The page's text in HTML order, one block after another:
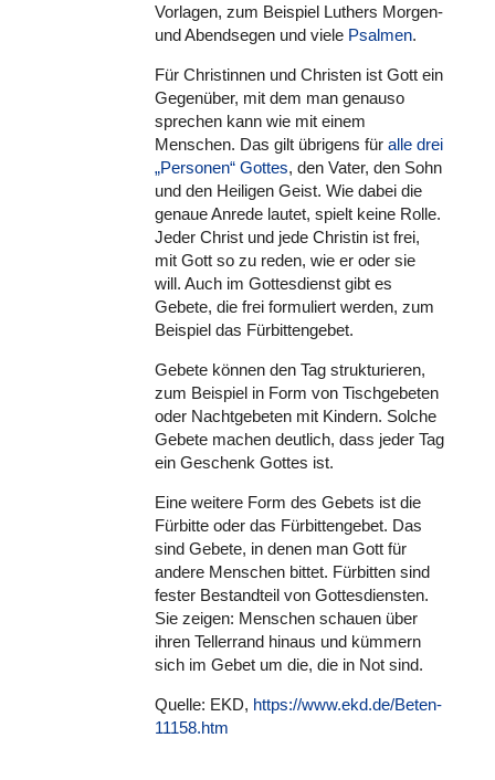
Vorlagen, zum Beispiel Luthers Morgen-
und Abend­se­gen und viele Psalmen.
Für Chris­tin­nen und Christen ist Gott ein
Gegen­über, mit dem man genauso
sprechen kann wie mit einem
Menschen. Das gilt übrigens für alle drei
„Personen“ Gottes, den Vater, den Sohn
und den Heiligen Geist. Wie dabei die
genaue Anrede lautet, spielt keine Rolle.
Jeder Christ und jede Christin ist frei,
mit Gott so zu reden, wie er oder sie
will. Auch im Got­tes­dienst gibt es
Gebete, die frei for­mu­liert werden, zum
Beispiel das Für­bit­ten­ge­bet.
Gebete können den Tag struk­tu­rie­ren,
zum Beispiel in Form von Tisch­ge­be­ten
oder Nacht­ge­be­ten mit Kindern. Solche
Gebete machen deutlich, dass jeder Tag
ein Geschenk Gottes ist.
Eine weitere Form des Gebets ist die
Fürbitte oder das Für­bit­ten­ge­bet. Das
sind Gebete, in denen man Gott für
andere Menschen bittet. Für­bit­ten sind
fester Bestand­teil von Got­tes­diens­ten.
Sie zeigen: Menschen schauen über
ihren Tel­ler­rand hinaus und kümmern
sich im Gebet um die, die in Not sind.
Quelle: EKD, https://www.ekd.de/Beten-
11158.htm